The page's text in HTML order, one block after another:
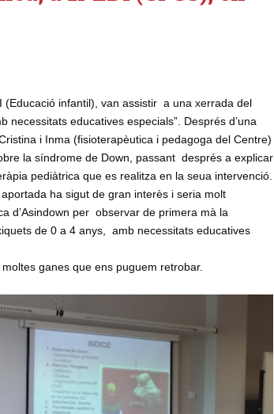
(Educació infantil), van assistir a una xerrada del
necessitats educatives especials”. Després d’una
i Inma (fisioterapèutica i pedagoga del Centre)
la síndrome de Down, passant després a explicar
pediàtrica que es realitza en la seua intervenció.
ha sigut de gran interès i seria molt
d’Asindown per observar de primera mà la
de 0 a 4 anys, amb necessitats educatives
ganes que ens puguem retrobar.